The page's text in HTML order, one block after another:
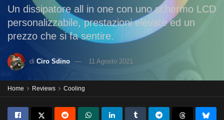
Un dissipatore all in one con uno schermo LCD
personalizzabile, prestazioni elevate ed un
prezzo che si fa sentire.
di Ciro Sdino 11 Agosto 2021
Home Reviews Cooling